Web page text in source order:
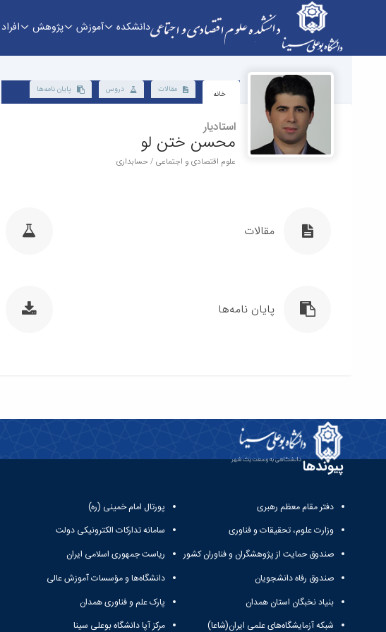
دانشکده آموزش پژوهش افراد
خانه مقالات دروس پایان نامه‌ها
استادیار
محسن ختن لو
علوم اقتصادی و اجتماعی / حسابداری
مقالات
پایان نامه‌ها
پیوندها
دفتر مقام معظم رهبری
وزارت علوم، تحقیقات و فناوری
صندوق حمایت از پژوهشگران و فناوران کشور
صندوق رفاه دانشجویان
بنیاد نخبگان استان همدان
شبکه آزمایشگاه‌های علمی ایران(شاعا)
پورتال امام خمینی (ره)
سامانه تدارکات الکترونیکی دولت
ریاست جمهوری اسلامی ایران
دانشگاه‌ها و مؤسسات آموزش عالی
پارک علم و فناوری همدان
مرکز آپا دانشگاه بوعلی سینا